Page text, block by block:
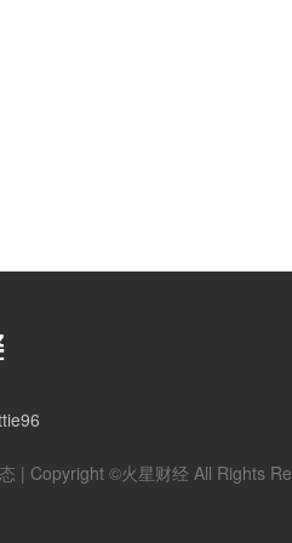
| Copyright ©火星财经 All Rights